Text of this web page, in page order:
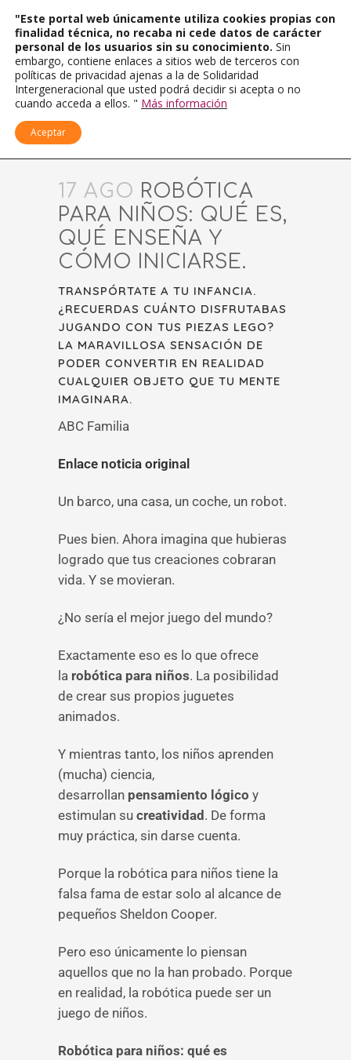
17 AGO ROBÓTICA
PARA NIÑOS: QUÉ ES,
QUÉ ENSEÑA Y
CÓMO INICIARSE.
TRANSPÓRTATE A TU INFANCIA.
¿RECUERDAS CUÁNTO DISFRUTABAS
JUGANDO CON TUS PIEZAS LEGO?
LA MARAVILLOSA SENSACIÓN DE
PODER CONVERTIR EN REALIDAD
CUALQUIER OBJETO QUE TU MENTE
IMAGINARA.
ABC Familia
Enlace noticia original
Un barco, una casa, un coche, un robot.
Pues bien. Ahora imagina que hubieras
logrado que tus creaciones cobraran
vida. Y se movieran.
¿No sería el mejor juego del mundo?
Exactamente eso es lo que ofrece
la robótica para niños. La posibilidad
de crear sus propios juguetes
animados.
Y mientras tanto, los niños aprenden
(mucha) ciencia,
desarrollan pensamiento lógico y
estimulan su creatividad . De forma
muy práctica, sin darse cuenta.
Porque la robótica para niños tiene la
falsa fama de estar solo al alcance de
pequeños Sheldon Cooper.
Pero eso únicamente lo piensan
aquellos que no la han probado. Porque
en realidad, la robótica puede ser un
juego de niños.
Robótica para niños: qué es
"Este portal web únicamente utiliza cookies propias con
finalidad técnica, no recaba ni cede datos de carácter
personal de los usuarios sin su conocimiento. Sin
embargo, contiene enlaces a sitios web de terceros con
políticas de privacidad ajenas a la de Solidaridad
Intergeneracional que usted podrá decidir si acepta o no
cuando acceda a ellos. " Más información
Aceptar